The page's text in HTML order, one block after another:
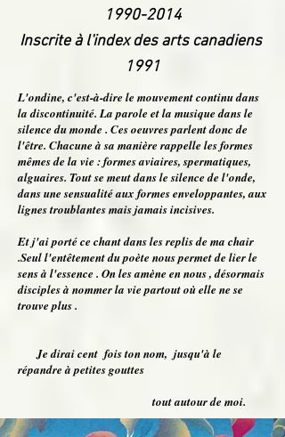
1990-2014
Inscrite à l'index des arts canadiens
1991
L'ondine, c'est-à-dire le mouvement continu dans
la discontinuité. La parole et la musique dans le
silence du monde . Ces oeuvres parlent donc de
l'être. Chacune à sa manière rappelle les formes
mêmes de la vie : formes aviaires, spermatiques,
alguaires. Tout se meut dans le silence de l'onde,
dans une sensualité aux formes enveloppantes, aux
lignes troublantes mais jamais incisives.
Et j'ai porté ce chant dans les replis de ma chair
.Seul l'entêtement du poète nous permet de lier le
sens à l'essence . On les amène en nous , désormais
disciples à nommer la vie partout où elle ne se
trouve plus .
Je dirai cent fois ton nom, jusqu'à le
répandre à petites gouttes
tout autour de moi.